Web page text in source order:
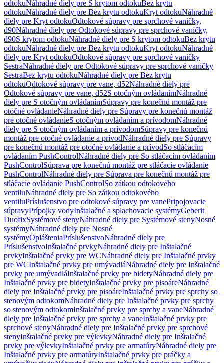
odtokuNáhradné diely pre S krytom odtokuBez krytu
odtokuNáhradné diely pre Bez krytu odtokuKryt odtokuNáhradné
diely pre Kryt odtokuOdtokové súpravy pre sprchové vaničky,
d90Náhradné diely pre Odtokové súpravy pre sprchové vaničky,
d90S krytom odtokuNáhradné diely pre S krytom odtokuBez krytu
odtokuNáhradné diely pre Bez krytu odtokuKryt odtokuNáhradné
diely pre Kryt odtokuOdtokové súpravy pre sprchové vaničky
SestraNáhradné diely pre Odtokové súpravy pre sprchové vaničky
SestraBez krytu odtokuNáhradné diely pre Bez krytu
odtokuOdtokové súpravy pre vane, d52Náhradné diely pre
Odtokové súpravy pre vane, d52S otočným ovládanímNáhradné
diely pre S otočným ovládanímSúpravy pre konečnú montáž pre
otočné ovládanieNáhradné diely pre Súpravy pre konečnú montáž
pre otočné ovládanieS otočným ovládaním a prívodomNáhradné
diely pre S otočným ovládaním a prívodomSúpravy pre konečnú
montáž pre otočné ovládanie a prívodNáhradné diely pre Súpravy
pre konečnú montáž pre otočné ovládanie a prívodSo stláčacím
ovládaním PushControlNáhradné diely pre So stláčacím ovládaním
PushControlSúprava pre konečnú montáž pre stláčacie ovládanie
PushControlNáhradné diely pre Súprava pre konečnú montáž pre
stláčacie ovládanie PushControlSo zátkou odtokového
ventiluNáhradné diely pre So zátkou odtokového
ventiluPríslušenstvo pre odtokové súpravy pre vanePripojovacie
súpravyPrípojky vodyInštalačné a splachovacie systémyGeberit
DuofixSystémové stenyNáhradné diely pre Systémové stenyNosné
systémyNáhradné diely pre Nosné
systémyOplášteniaPríslušenstvoNáhradné diely pre
PríslušenstvoInštalačné prvkyNáhradné diely pre Inštalačné
prvkyInštalačné prvky pre WCNáhradné diely pre Inštalačné prvky
pre WCInštalačné prvky pre umývadláNáhradné diely pre Inštalačné
prvky pre umývadláInštalačné prvky pre bidetyNáhradné diely pre
Inštalačné prvky pre bidetyInštalačné prvky pre pisoáreNáhradné
diely pre Inštalačné prvky pre pisoáreInštalačné prvky pre sprchy so
stenovým odtokomNáhradné diely pre Inštalačné prvky pre sprchy
so stenovým odtokomInštalačné prvky pre sprchy a vaneNáhradné
diely pre Inštalačné prvky pre sprchy a vaneInštalačné prvky pre
sprchové stenyNáhradné diely pre Inštalačné prvky pre sprchové
stenyInštalačné prvky pre výlevkyNáhradné diely pre Inštalačné
prvky pre výlevkyInštalačné prvky pre armatúryNáhradné diely pre
Inštalačné prvky pre armatúryInštalačné prvky pre práčky a